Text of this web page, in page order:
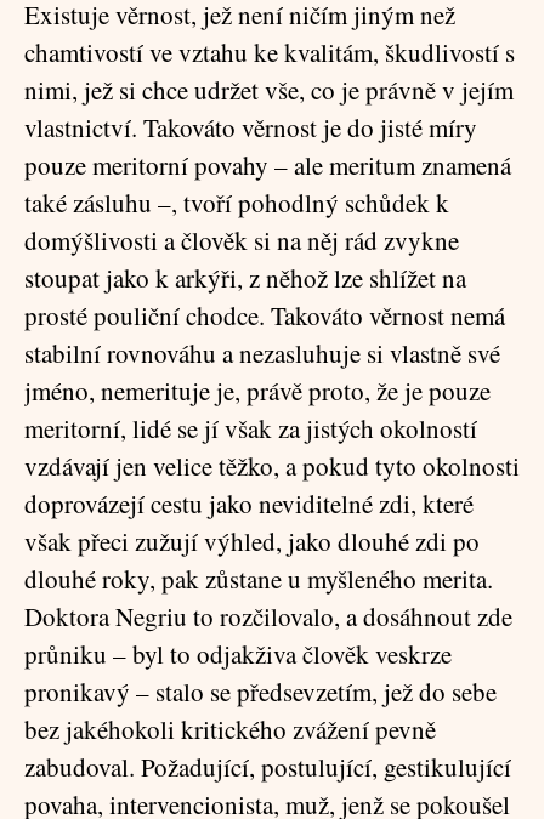
Existuje věrnost, jež není ničím jiným než
chamtivostí ve vztahu ke kvalitám, škudlivostí s
nimi, jež si chce udržet vše, co je právně v jejím
vlastnictví. Takováto věrnost je do jisté míry
pouze meritorní povahy – ale meritum znamená
také zásluhu –, tvoří pohodlný schůdek k
domýšlivosti a člověk si na něj rád zvykne
stoupat jako k arkýři, z něhož lze shlížet na
prosté pouliční chodce. Takováto věrnost nemá
stabilní rovnováhu a nezasluhuje si vlastně své
jméno, nemerituje je, právě proto, že je pouze
meritorní, lidé se jí však za jistých okolností
vzdávají jen velice těžko, a pokud tyto okolnosti
doprovázejí cestu jako neviditelné zdi, které
však přeci zužují výhled, jako dlouhé zdi po
dlouhé roky, pak zůstane u myšleného merita.
Doktora Negriu to rozčilovalo, a dosáhnout zde
průniku – byl to odjakživa člověk veskrze
pronikavý – stalo se předsevzetím, jež do sebe
bez jakéhokoli kritického zvážení pevně
zabudoval. Požadující, postulující, gestikulující
povaha, intervencionista, muž, jenž se pokoušel